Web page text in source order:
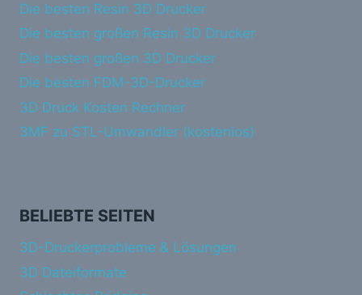
Die besten Resin 3D Drucker
Die besten großen Resin 3D Drucker
Die besten großen 3D Drucker
Die besten FDM-3D-Drucker
3D Druck Kosten Rechner
3MF zu STL-Umwandler (kostenlos)
BELIEBTE SEITEN
3D-Druckerprobleme & Lösungen
3D Dateiformate